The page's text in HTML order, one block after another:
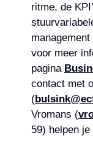
ritme, de
voor meer
pagina
contact met
(
Vromans (
59) helpen je